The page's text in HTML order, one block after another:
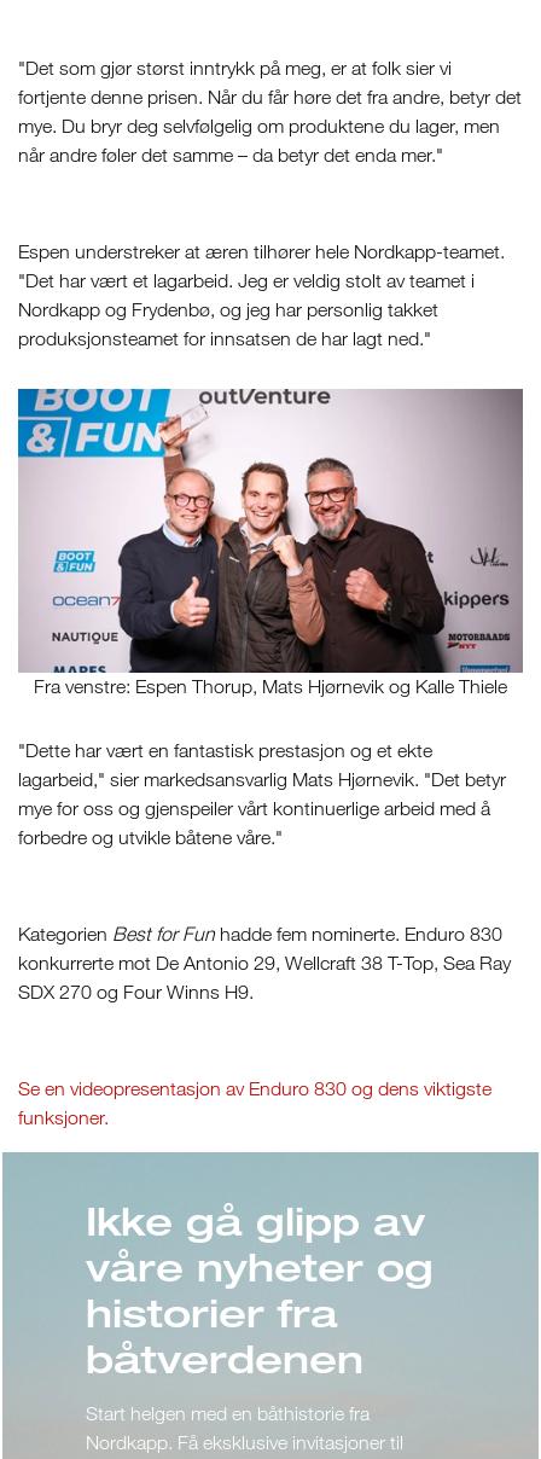
"Det som gjør størst inntrykk på meg, er at folk sier vi
fortjente denne prisen. Når du får høre det fra andre, betyr det
mye. Du bryr deg selvfølgelig om produktene du lager, men
når andre føler det samme – da betyr det enda mer."
Espen understreker at æren tilhører hele Nordkapp-teamet.
"Det har vært et lagarbeid. Jeg er veldig stolt av teamet i
Nordkapp og Frydenbø, og jeg har personlig takket
produksjonsteamet for innsatsen de har lagt ned."
Fra venstre: Espen Thorup, Mats Hjørnevik og Kalle Thiele
"Dette har vært en fantastisk prestasjon og et ekte
lagarbeid," sier markedsansvarlig Mats Hjørnevik. "Det betyr
mye for oss og gjenspeiler vårt kontinuerlige arbeid med å
forbedre og utvikle båtene våre."
Kategorien Best for Funhadde fem nominerte. Enduro 830
konkurrerte mot De Antonio 29, Wellcraft 38 T-Top, Sea Ray
SDX 270 og Four Winns H9.
Se en videopresentasjon av Enduro 830 og dens viktigste
funksjoner.
Ikke gå glipp av
våre nyheter og
historier fra
båtverdenen
Start helgen med en båthistorie fra
Nordkapp. Få eksklusive invitasjoner til